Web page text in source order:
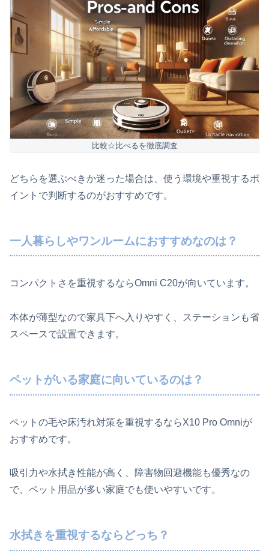
比較☆比べるを徹底調査
どちらを選ぶべきか迷った場合は、使う環境や重視するポ
イントで判断するのがおすすめです。
一人暮らしやワンルームにおすすめなのは？
コンパクトさを重視するならOmni C20が向いています。
本体が薄型なので家具下へ入りやすく、ステーションも省
スペースで設置できます。
ペットがいる家庭に向いているのは？
ペットの毛や床汚れ対策を重視するならX10 Pro Omniが
おすすめです。
吸引力や水拭き性能が高く、障害物回避機能も優秀なの
で、ペット用品が多い家庭でも使いやすいです。
水拭きを重視するならどっち？